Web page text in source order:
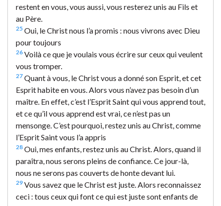
restent en vous, vous aussi, vous resterez unis au Fils et
au Père.
25 Oui, le Christ nous l’a promis : nous vivrons avec Dieu
pour toujours
26 Voilà ce que je voulais vous écrire sur ceux qui veulent
vous tromper.
27 Quant à vous, le Christ vous a donné son Esprit, et cet
Esprit habite en vous. Alors vous n’avez pas besoin d’un
maître. En effet, c’est l’Esprit Saint qui vous apprend tout,
et ce qu’il vous apprend est vrai, ce n’est pas un
mensonge. C’est pourquoi, restez unis au Christ, comme
l’Esprit Saint vous l’a appris
28 Oui, mes enfants, restez unis au Christ. Alors, quand il
paraîtra, nous serons pleins de confiance. Ce jour-là,
nous ne serons pas couverts de honte devant lui.
29 Vous savez que le Christ est juste. Alors reconnaissez
ceci : tous ceux qui font ce qui est juste sont enfants de